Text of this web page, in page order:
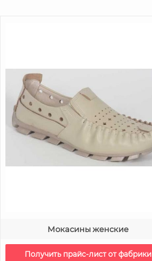
Мокасины женские
Получить прайс-лист от фабрики